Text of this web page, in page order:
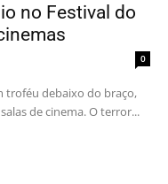
no Festival do
0
troféu debaixo do braço,
de cinema. O terror...